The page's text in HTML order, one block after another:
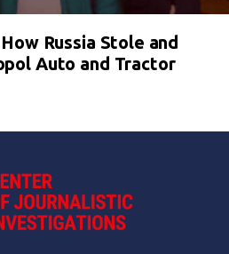
Russia Stole and
Auto and Tractor